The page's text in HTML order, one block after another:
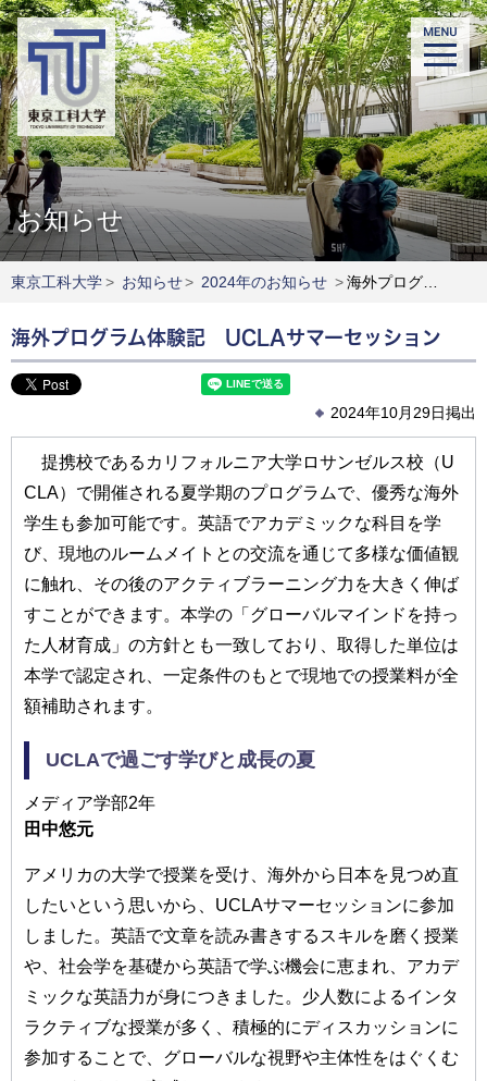
お知らせ
東京工科大学> お知らせ> 2024年のお知らせ >海外プログラム体験記 UCLAサマーセッション
海外プログラム体験記 UCLAサマーセッション
2024年10月29日掲出
提携校であるカリフォルニア大学ロサンゼルス校（U
CLA）で開催される夏学期のプログラムで、優秀な海外
学生も参加可能です。英語でアカデミックな科目を学
び、現地のルームメイトとの交流を通じて多様な価値観
に触れ、その後のアクティブラーニング力を大きく伸ば
すことができます。本学の「グローバルマインドを持っ
た人材育成」の方針とも一致しており、取得した単位は
本学で認定され、一定条件のもとで現地での授業料が全
額補助されます。
UCLAで過ごす学びと成長の夏
メディア学部2年
田中悠元
アメリカの大学で授業を受け、海外から日本を見つめ直
したいという思いから、UCLAサマーセッションに参加
しました。英語で文章を読み書きするスキルを磨く授業
や、社会学を基礎から英語で学ぶ機会に恵まれ、アカデ
ミックな英語力が身につきました。少人数によるインタ
ラクティブな授業が多く、積極的にディスカッションに
参加することで、グローバルな視野や主体性をはぐくむ